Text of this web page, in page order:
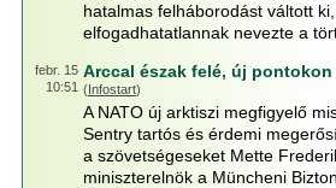
hatalmas felháborodást váltott
elfogadhatatlannak nevezte a
febr. 15
10:51
Arccal észak felé, új pontokon
(Infostart)
A NATO új arktiszi megfigyelő
Sentry tartós és érdemi
a szövetségeseket Mette
miniszterelnök a Müncheni